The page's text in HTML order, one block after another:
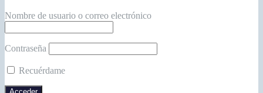
Nombre de usuario o correo electrónico
Contraseña
Recuérdame